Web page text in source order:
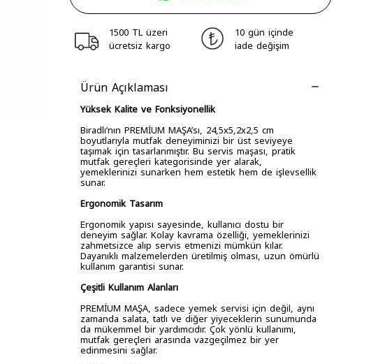
1500 TL üzeri
ücretsiz kargo
10 gün içinde
iade değişim
Ürün Açıklaması
Yüksek Kalite ve Fonksiyonellik
Biradlı’nın PREMİUM MAŞA’sı, 24,5x5,2x2,5 cm
boyutlarıyla mutfak deneyiminizi bir üst seviyeye
taşımak için tasarlanmıştır. Bu servis maşası, pratik
mutfak gereçleri kategorisinde yer alarak,
yemeklerinizi sunarken hem estetik hem de işlevsellik
sunar.
Ergonomik Tasarım
Ergonomik yapısı sayesinde, kullanıcı dostu bir
deneyim sağlar. Kolay kavrama özelliği, yemeklerinizi
zahmetsizce alıp servis etmenizi mümkün kılar.
Dayanıklı malzemelerden üretilmiş olması, uzun ömürlü
kullanım garantisi sunar.
Çeşitli Kullanım Alanları
PREMİUM MAŞA, sadece yemek servisi için değil, aynı
zamanda salata, tatlı ve diğer yiyeceklerin sunumunda
da mükemmel bir yardımcıdır. Çok yönlü kullanımı,
mutfak gereçleri arasında vazgeçilmez bir yer
edinmesini sağlar.